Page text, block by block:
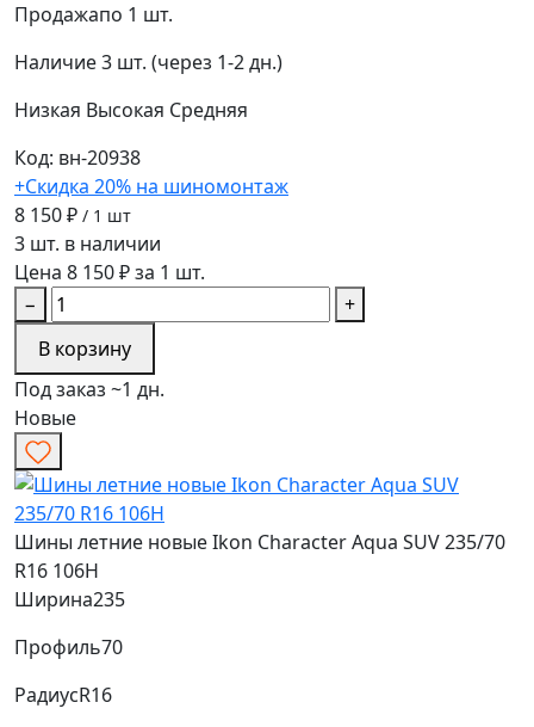
Продажапо 1 шт.
Наличие3 шт. (через 1-2 дн.)
Низкая Высокая Средняя
Код: вн-20938
+Скидка 20% на шиномонтаж
8 150 ₽ / 1 шт
3 шт. в наличии
Цена 8 150 ₽ за 1 шт.
−
+
В корзину
Под заказ ~1 дн.
Новые
Шины летние новые Ikon Character Aqua SUV 235/70
R16 106H
Ширина235
Профиль70
РадиусR16